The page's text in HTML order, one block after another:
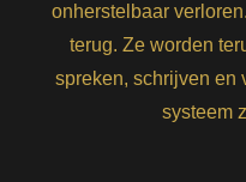
onherstelbaar
terug. Ze worden
spreken, schrijven
systeem